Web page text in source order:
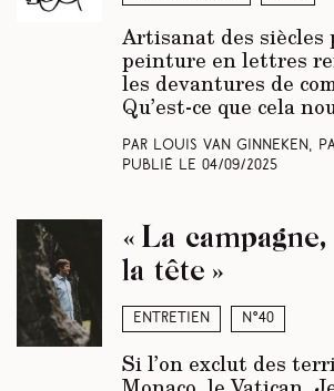
Artisanat des siècles
peinture en lettres
les devantures de
Qu’est-ce que cela
Par Louis Van Ginneken,
Publié le 04/09/2025
Entretien N°40
« La campagne,
la tête »
Si l’on exclut des